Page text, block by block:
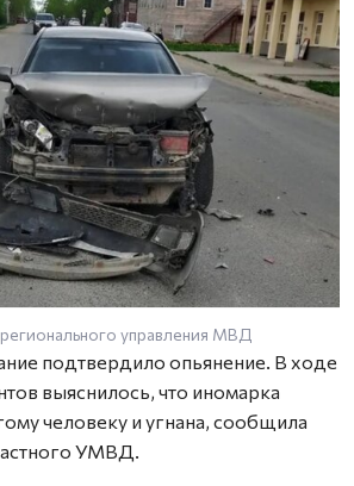
управления МВД
подтвердило опьянение. В ходе
выяснилось, что иномарка
человеку и угнана, сообщила
УМВД.